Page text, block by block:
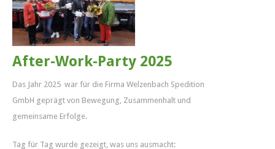
After-Work-Party 2025
Das Jahr 2025 war für die Firma Welzenbach Spedition
GmbH geprägt von Bewegung, Zusammenhalt und
gemeinsame Erfolge.
Tag für Tag wurde gezeigt, was uns ausmacht: